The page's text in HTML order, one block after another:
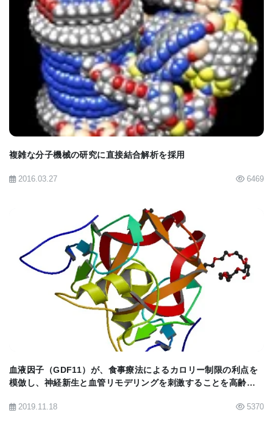
BIOMARKET JP
複雑な分子機械の研究に直接結合解析を採用
2016.03.27 6469
BIOMARKET JP
血液因子（GDF11）が、食事療法によるカロリー制限の利点を
模倣し、神経新生と血管リモデリングを刺激することを高齢の
2019.11.18 5370